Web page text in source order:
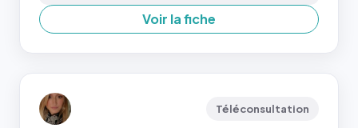
Voir la fiche
Téléconsultation